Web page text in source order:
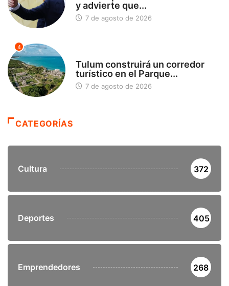
y advierte que...
7 de agosto de 2026
4
Tulum construirá un corredor
turístico en el Parque...
7 de agosto de 2026
CATEGORÍAS
Cultura 372
Deportes 405
Emprendedores 268